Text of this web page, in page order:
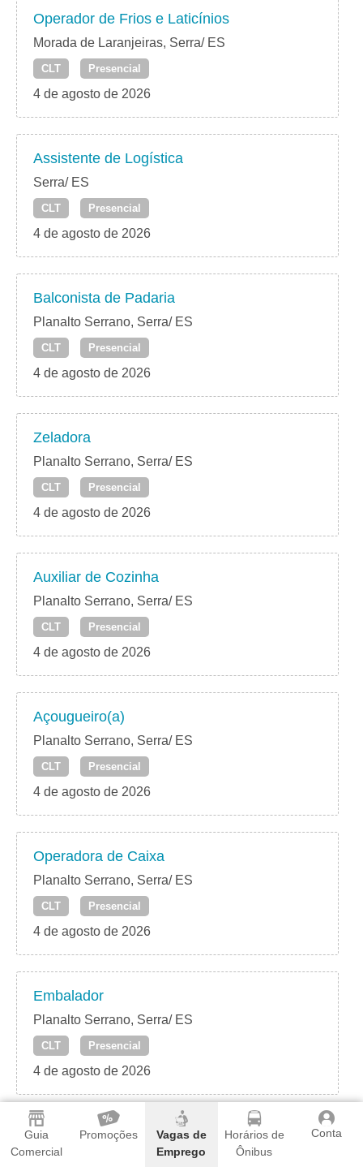
Guia
Comercial
Promoções
Vagas de
Emprego
Horários de
Ônibus
Conta
Operador de Frios e Laticínios
Morada de Laranjeiras, Serra/ ES
CLT Presencial
4 de agosto de 2026
Assistente de Logística
Serra/ ES
CLT Presencial
4 de agosto de 2026
Balconista de Padaria
Planalto Serrano, Serra/ ES
CLT Presencial
4 de agosto de 2026
Zeladora
Planalto Serrano, Serra/ ES
CLT Presencial
4 de agosto de 2026
Auxiliar de Cozinha
Planalto Serrano, Serra/ ES
CLT Presencial
4 de agosto de 2026
Açougueiro(a)
Planalto Serrano, Serra/ ES
CLT Presencial
4 de agosto de 2026
Operadora de Caixa
Planalto Serrano, Serra/ ES
CLT Presencial
4 de agosto de 2026
Embalador
Planalto Serrano, Serra/ ES
CLT Presencial
4 de agosto de 2026
Operador de Câmara Fria
Planalto Serrano, Serra/ ES